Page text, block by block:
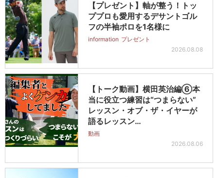
【プレゼント】軸が整う！トッ
ププロも愛用するデサントゴル
フの半袖ポロを1名様に
information プレゼント
2026.08.08
【トーク動画】横田英治編⑥本
当に役立つ練習は“つまらない”
レッスン・オブ・ザ・イヤーが
語るレッスン…
動画
2026.08.06